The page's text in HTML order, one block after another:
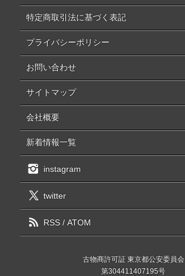
特定商取引法に基づく表記
プライバシーポリシー
お問い合わせ
サイトマップ
会社概要
新着情報一覧
instagram
twitter
RSS/ ATOM
古物商許可証 東京都公安委員会
第304411407195号